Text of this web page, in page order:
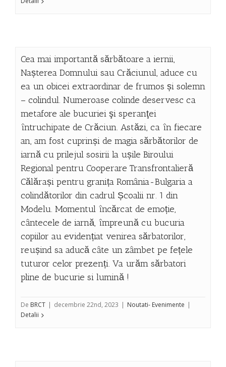
Cea mai importantă sărbătoare a iernii,
Nașterea Domnului sau Crăciunul, aduce cu
ea un obicei extraordinar de frumos și solemn
– colindul. Numeroase colinde deservesc ca
metafore ale bucuriei şi speranţei
întruchipate de Crăciun. Astăzi, ca în fiecare
an, am fost cuprinși de magia sărbătorilor de
iarnă cu prilejul sosirii la ușile Biroului
Regional pentru Cooperare Transfrontalieră
Călărași pentru granița România-Bulgaria a
colindătorilor din cadrul Școalii nr. 1 din
Modelu. Momentul încărcat de emoție,
cântecele de iarnă, împreună cu bucuria
copiilor au evidențiat venirea sărbatorilor,
reușind sa aducă câte un zâmbet pe fețele
tuturor celor prezenți. Va urăm sărbatori
pline de bucurie si lumină !
De BRCT | decembrie 22nd, 2023 | Noutati- Evenimente |
Detalii